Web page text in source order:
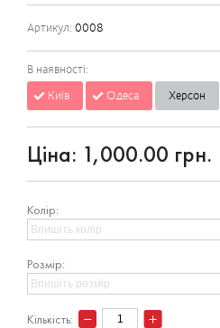
Артикул: 0008
В наявності:
Київ
Одеса Херсон
Ціна: 1,000.00 грн.
Колір:
Розмір:
Кількість: